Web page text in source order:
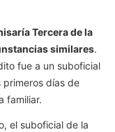
Tercera de la
similares.
fue a un suboficial
primeros días de
familiar.
el suboficial de la